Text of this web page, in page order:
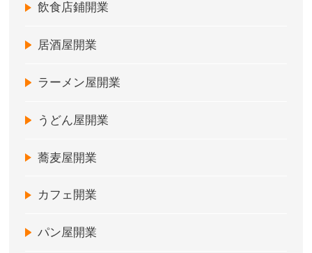
飲食店鋪開業
居酒屋開業
ラーメン屋開業
うどん屋開業
蕎麦屋開業
カフェ開業
パン屋開業